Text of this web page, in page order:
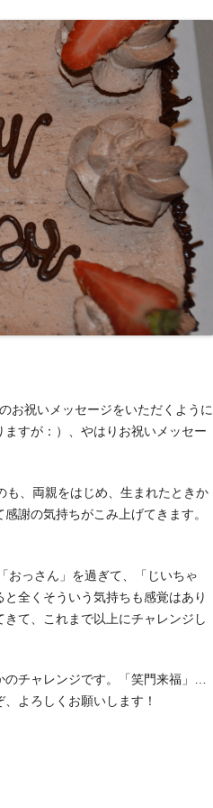
お祝いメッセージをいただくように
すが：）、やはりお祝いメッセー
も、両親をはじめ、生まれたときか
謝の気持ちがこみ上げてきます。
おっさん」を過ぎて、「じいちゃ
全くそういう気持ちも感覚はあり
て、これまで以上にチャレンジし
のチャレンジです。「笑門来福」…
よろしくお願いします！